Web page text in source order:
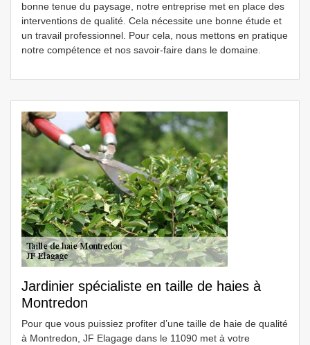
bonne tenue du paysage, notre entreprise met en place des
interventions de qualité. Cela nécessite une bonne étude et
un travail professionnel. Pour cela, nous mettons en pratique
notre compétence et nos savoir-faire dans le domaine.
Jardinier spécialiste en taille de haies à
Montredon
Pour que vous puissiez profiter d’une taille de haie de qualité
à Montredon, JF Elagage dans le 11090 met à votre